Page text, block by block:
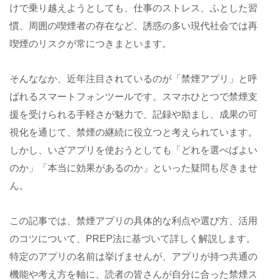
けで乗り越えようとしても、仕事のストレス、ふとした習
慣、周囲の喫煙者の存在など、誘惑の多い現代社会では再
喫煙のリスクが常につきまといます。
そんななか、近年注目されているのが「禁煙アプリ」と呼
ばれるスマートフォンツールです。スマホひとつで禁煙支
援を受けられる手軽さが魅力で、記録や励まし、成果の可
視化を通じて、禁煙の継続に役立つと考えられています。
しかし、いざアプリを使おうとしても「どれを選べばよい
のか」「本当に効果があるのか」といった疑問も尽きませ
ん。
この記事では、禁煙アプリの具体的な利点や選び方、活用
のコツについて、PREP法に基づいて詳しく解説します。
特定のアプリの名前は挙げませんが、アプリが持つ共通の
機能や考え方を軸に、読者の皆さんが自分に合った禁煙ス